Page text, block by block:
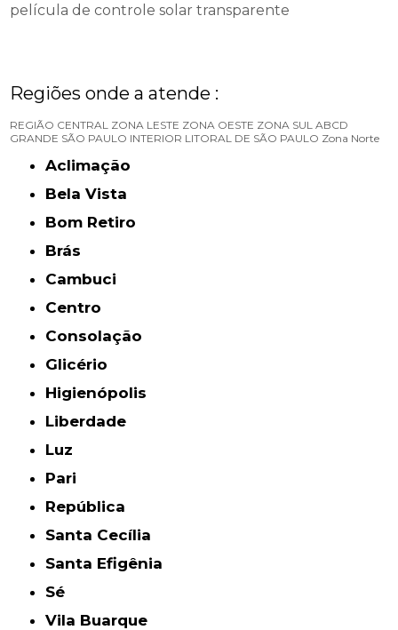
película de controle solar transparente
Regiões onde a atende :
REGIÃO CENTRAL ZONA LESTE ZONA OESTE ZONA SUL ABCD
GRANDE SÃO PAULO INTERIOR LITORAL DE SÃO PAULO Zona Norte
Aclimação
Bela Vista
Bom Retiro
Brás
Cambuci
Centro
Consolação
Glicério
Higienópolis
Liberdade
Luz
Pari
República
Santa Cecília
Santa Efigênia
Sé
Vila Buarque